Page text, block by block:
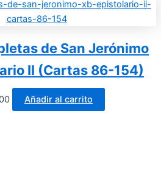
de San Jerónimo
II (Cartas 86-154)
Añadir al carrito